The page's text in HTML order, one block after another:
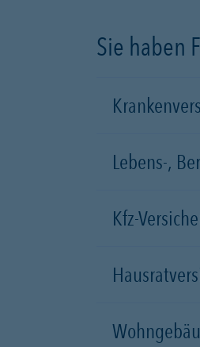
Sie haben
Lebens-,
Kfz-